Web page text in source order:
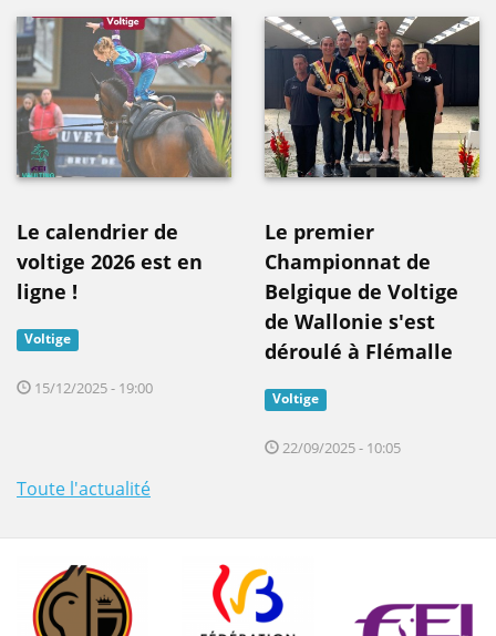
Le calendrier de
voltige 2026 est en
ligne !
Voltige
15/12/2025 - 19:00
Le premier
Championnat de
Belgique de Voltige
de Wallonie s'est
déroulé à Flémalle
Voltige
22/09/2025 - 10:05
Toute l'actualité